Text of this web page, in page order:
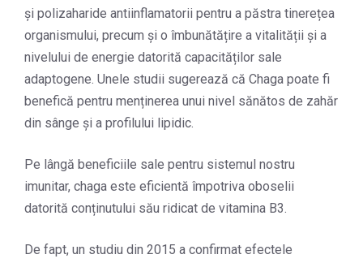
și polizaharide antiinflamatorii pentru a păstra tinerețea
organismului, precum și o îmbunătățire a vitalității și a
nivelului de energie datorită capacităților sale
adaptogene. Unele studii sugerează că Chaga poate fi
benefică pentru menținerea unui nivel sănătos de zahăr
din sânge și a profilului lipidic.
Pe lângă beneficiile sale pentru sistemul nostru
imunitar, chaga este eficientă împotriva oboselii
datorită conținutului său ridicat de vitamina B3.
De fapt, un studiu din 2015 a confirmat efectele